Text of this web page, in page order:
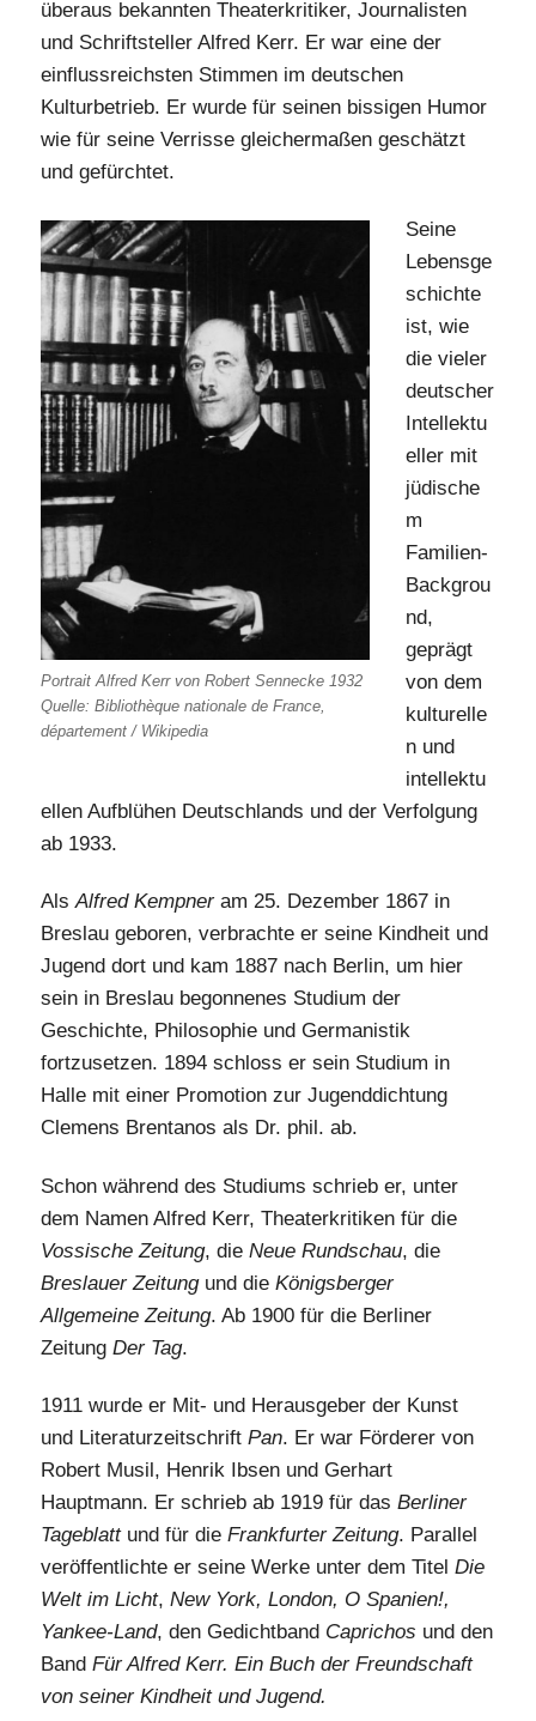
überaus bekannten Theaterkritiker, Journalisten
und Schriftsteller Alfred Kerr. Er war eine der
einflussreichsten Stimmen im deutschen
Kulturbetrieb. Er wurde für seinen bissigen Humor
wie für seine Verrisse gleichermaßen geschätzt
und gefürchtet.
Portrait Alfred Kerr von Robert Sennecke 1932
Quelle: Bibliothèque nationale de France,
département / Wikipedia
Seine
Lebensge
schichte
ist, wie
die vieler
deutscher
Intellektu
eller mit
jüdische
m
Familien-
Backgrou
nd,
geprägt
von dem
kulturelle
n und
intellektu
ellen Aufblühen Deutschlands und der Verfolgung
ab 1933.
AlsAlfred Kempneram 25. Dezember 1867 in
Breslau geboren, verbrachte er seine Kindheit und
Jugend dort und kam 1887 nach Berlin, um hier
sein in Breslau begonnenes Studium der
Geschichte, Philosophie und Germanistik
fortzusetzen. 1894 schloss er sein Studium in
Halle mit einer Promotion zur Jugenddichtung
Clemens Brentanos als Dr. phil. ab.
Schon während des Studiums schrieb er, unter
dem Namen Alfred Kerr, Theaterkritiken für die
Vossische Zeitung, dieNeue Rundschau, die
Breslauer Zeitungund dieKönigsberger
Allgemeine Zeitung. Ab 1900 für die Berliner
ZeitungDer Tag.
1911 wurde er Mit- und Herausgeber der Kunst
und LiteraturzeitschriftPan. Er war Förderer von
Robert Musil, Henrik Ibsen und Gerhart
Hauptmann. Er schrieb ab 1919 für dasBerliner
Tageblattund für dieFrankfurter Zeitung. Parallel
veröffentlichte er seine Werke unter dem TitelDie
Welt im Licht,New York, London, O Spanien!,
Yankee-Land, den Gedichtband Caprichos und den
BandFür Alfred Kerr. Ein Buch der Freundschaft
von seiner Kindheit und Jugend.